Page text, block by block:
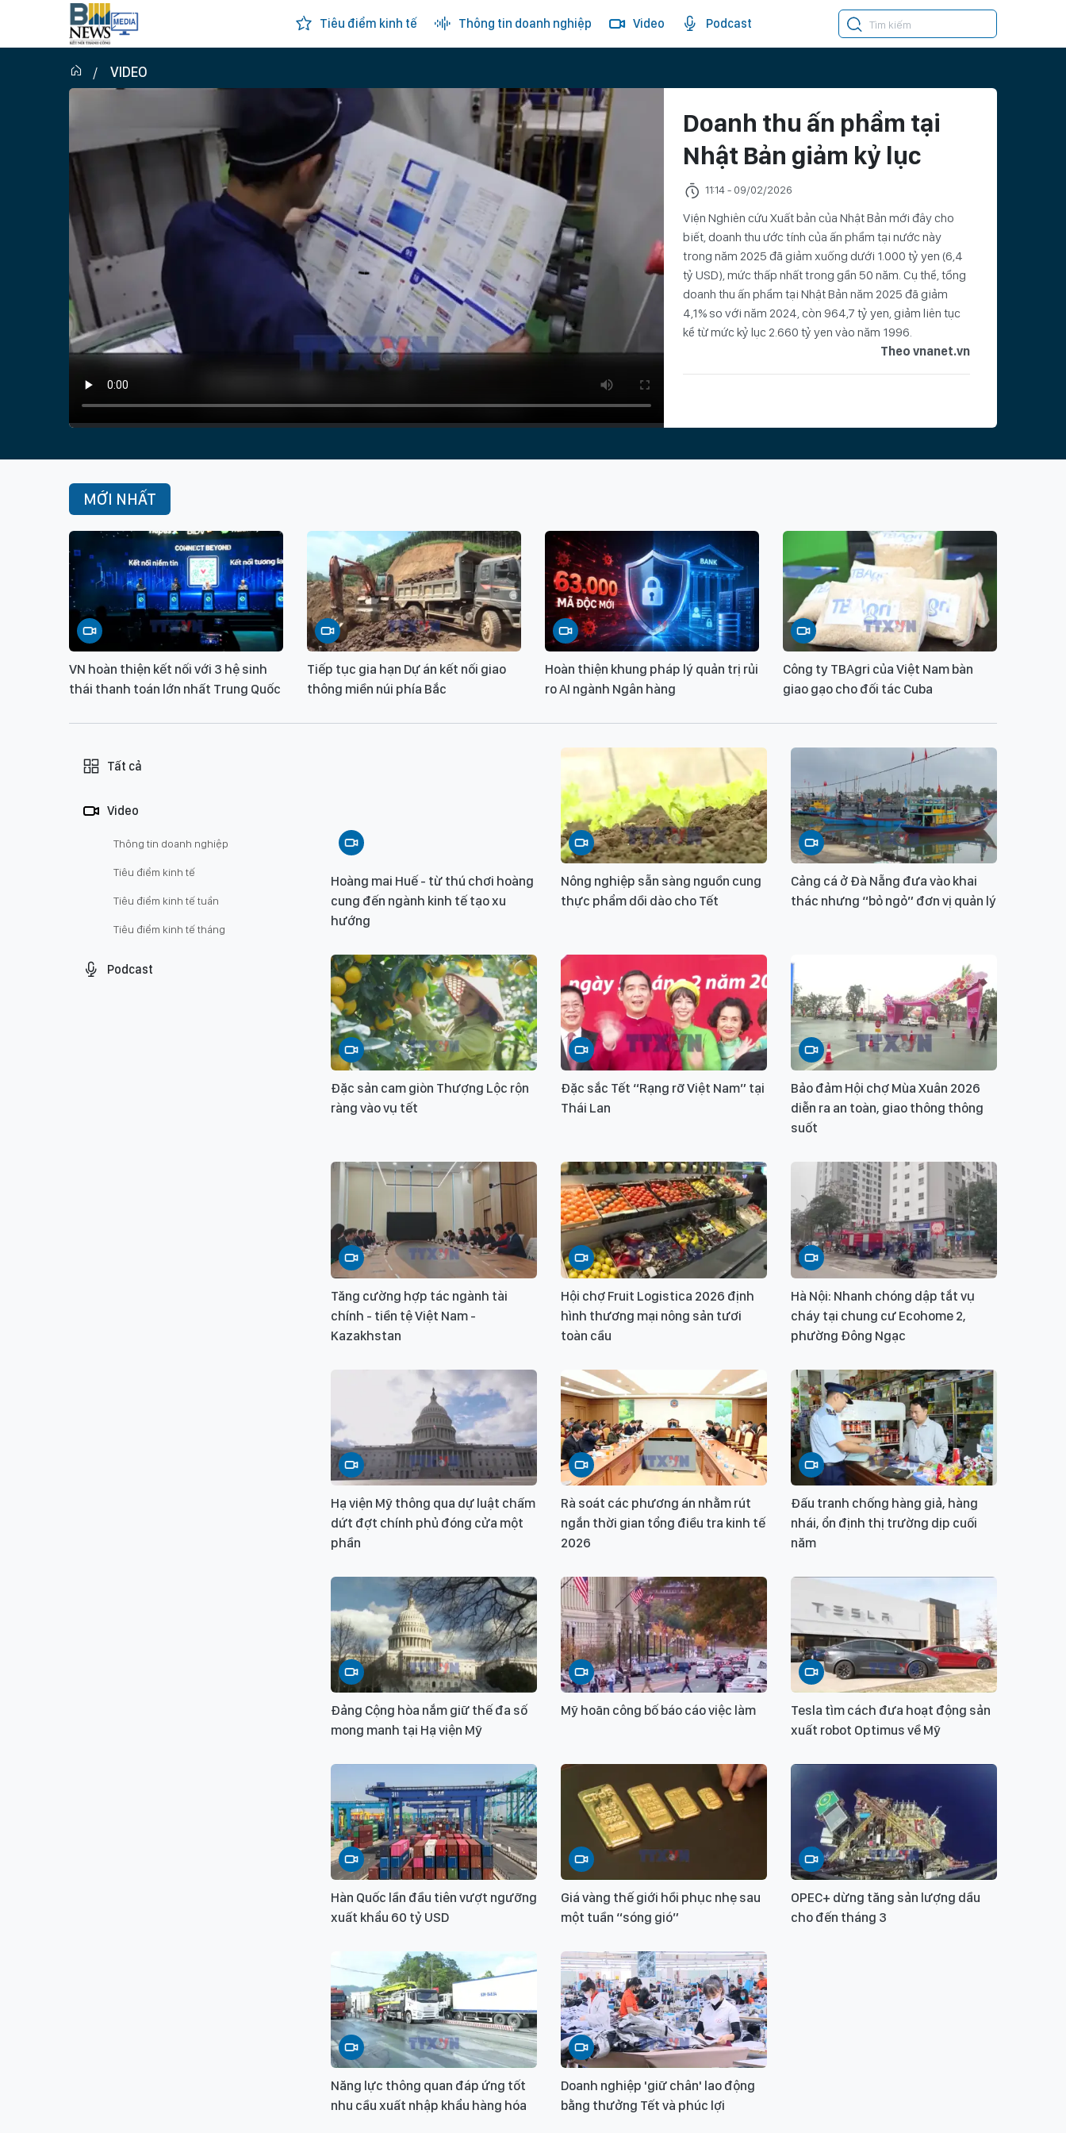
Tiêu điểm kinh tế Thông tin doanh nghiệp Video Podcast
VIDEO
Doanh thu ấn phẩm tại
Nhật Bản giảm kỷ lục
11:14 - 09/02/2026
Viện Nghiên cứu Xuất bản của Nhật Bản mới đây cho
biết, doanh thu ước tính của ấn phẩm tại nước này
trong năm 2025 đã giảm xuống dưới 1.000 tỷ yen (6,4
tỷ USD), mức thấp nhất trong gần 50 năm. Cụ thể, tổng
doanh thu ấn phẩm tại Nhật Bản năm 2025 đã giảm
4,1% so với năm 2024, còn 964,7 tỷ yen, giảm liên tục
kể từ mức kỷ lục 2.660 tỷ yen vào năm 1996.
Theo vnanet.vn
MỚI NHẤT
VN hoàn thiện kết nối với 3 hệ sinh
thái thanh toán lớn nhất Trung Quốc
Tiếp tục gia hạn Dự án kết nối giao
thông miền núi phía Bắc
Hoàn thiện khung pháp lý quản trị rủi
ro AI ngành Ngân hàng
Công ty TBAgri của Việt Nam bàn
giao gạo cho đối tác Cuba
Tất cả
Video
Thông tin doanh nghiệp
Tiêu điểm kinh tế
Tiêu điểm kinh tế tuần
Tiêu điểm kinh tế tháng
Podcast
Hoàng mai Huế - từ thú chơi hoàng
cung đến ngành kinh tế tạo xu
hướng
Nông nghiệp sẵn sàng nguồn cung
thực phẩm dồi dào cho Tết
Cảng cá ở Đà Nẵng đưa vào khai
thác nhưng “bỏ ngỏ” đơn vị quản lý
Đặc sản cam giòn Thượng Lộc rộn
ràng vào vụ tết
Đặc sắc Tết “Rạng rỡ Việt Nam” tại
Thái Lan
Bảo đảm Hội chợ Mùa Xuân 2026
diễn ra an toàn, giao thông thông
suốt
Tăng cường hợp tác ngành tài
chính - tiền tệ Việt Nam -
Kazakhstan
Hội chợ Fruit Logistica 2026 định
hình thương mại nông sản tươi
toàn cầu
Hà Nội: Nhanh chóng dập tắt vụ
cháy tại chung cư Ecohome 2,
phường Đông Ngạc
Hạ viện Mỹ thông qua dự luật chấm
dứt đợt chính phủ đóng cửa một
phần
Rà soát các phương án nhằm rút
ngắn thời gian tổng điều tra kinh tế
2026
Đấu tranh chống hàng giả, hàng
nhái, ổn định thị trường dịp cuối
năm
Đảng Cộng hòa nắm giữ thế đa số
mong manh tại Hạ viện Mỹ
Mỹ hoãn công bố báo cáo việc làm
Tesla tìm cách đưa hoạt động sản
xuất robot Optimus về Mỹ
Hàn Quốc lần đầu tiên vượt ngưỡng
xuất khẩu 60 tỷ USD
Giá vàng thế giới hồi phục nhẹ sau
một tuần “sóng gió”
OPEC+ dừng tăng sản lượng dầu
cho đến tháng 3
Năng lực thông quan đáp ứng tốt
nhu cầu xuất nhập khẩu hàng hóa
Doanh nghiệp 'giữ chân' lao động
bằng thưởng Tết và phúc lợi